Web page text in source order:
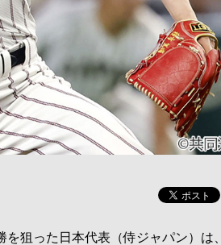
狙った日本代表（侍ジャパン）は、